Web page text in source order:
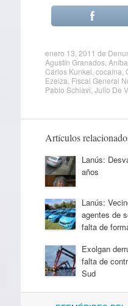
enero 13, 2011 de
Agustín Granados,
Carlos Kunkel cocaína
Ezeiza Fiscal General
Pablo Schiavi Julio De
Artículos
Lanús:
años
Lanús:
agentes de
falta de
Exolgan
falta de
Sud